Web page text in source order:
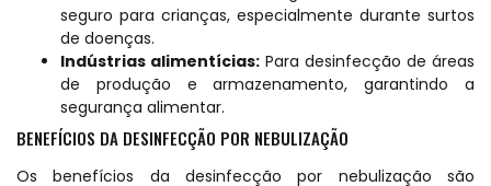
seguro para crianças, especialmente durante surtos
de doenças.
Indústrias alimentícias: Para desinfecção de áreas
de produção e armazenamento, garantindo a
segurança alimentar.
BENEFÍCIOS DA DESINFECÇÃO POR NEBULIZAÇÃO
Os benefícios da desinfecção por nebulização são